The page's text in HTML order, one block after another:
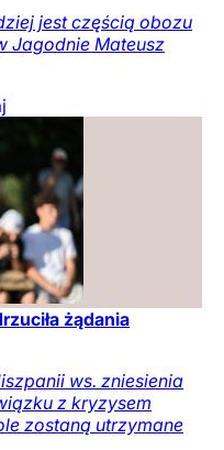
jest częścią obozu
Jagodnie Mateusz
żądania
ws. zniesienia
z kryzysem
zostaną utrzymane